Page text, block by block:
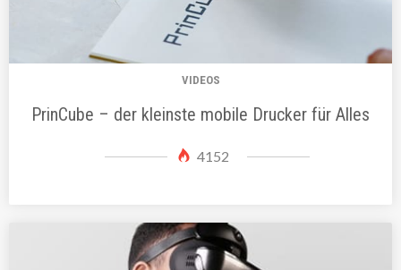
VIDEOS
PrinCube – der kleinste mobile Drucker für Alles
4152